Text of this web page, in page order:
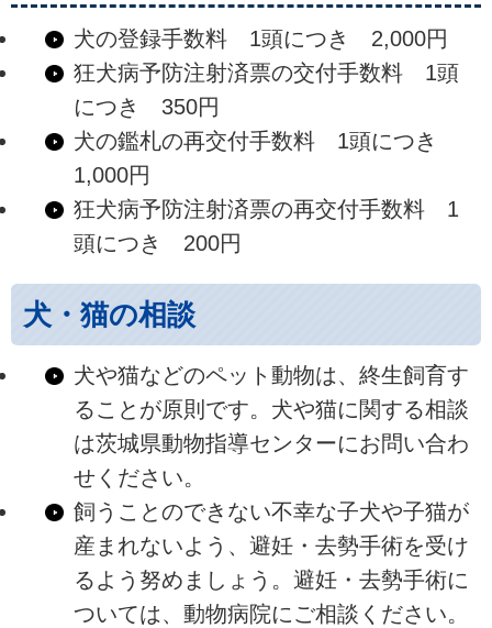
犬の登録手数料 1頭につき 2,000円
狂犬病予防注射済票の交付手数料 1頭
につき 350円
犬の鑑札の再交付手数料 1頭につき
1,000円
狂犬病予防注射済票の再交付手数料 1
頭につき 200円
犬・猫の相談
犬や猫などのペット動物は、終生飼育す
ることが原則です。犬や猫に関する相談
は茨城県動物指導センターにお問い合わ
せください。
飼うことのできない不幸な子犬や子猫が
産まれないよう、避妊・去勢手術を受け
るよう努めましょう。避妊・去勢手術に
ついては、動物病院にご相談ください。